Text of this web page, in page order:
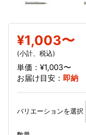
¥1,003〜
(小計、税込)
単価：¥1,003〜
お届け目安： 即納
バリエーションを選択